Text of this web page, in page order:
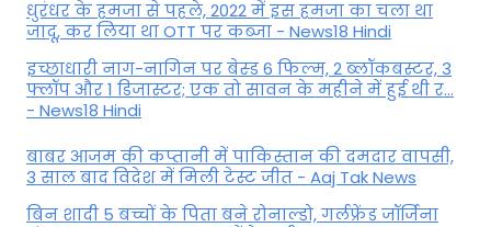
धुरंधर के हमजा से पहले, 2022 में इस हमजा का चला था
जादू, कर लिया था OTT पर कब्जा - News18 Hindi
इच्छाधारी नाग-नागिन पर बेस्ड 6 फिल्म, 2 ब्लॉकबस्टर, 3
फ्लॉप और 1 डिजास्टर; एक तो सावन के महीने में हुई थी र...
- News18 Hindi
बाबर आजम की कप्तानी में पाकिस्तान की दमदार वापसी,
3 साल बाद विदेश में मिली टेस्ट जीत - Aaj Tak News
बिन शादी 5 बच्चों के पिता बने रोनाल्डो, गर्लफ्रेंड जॉर्जिना